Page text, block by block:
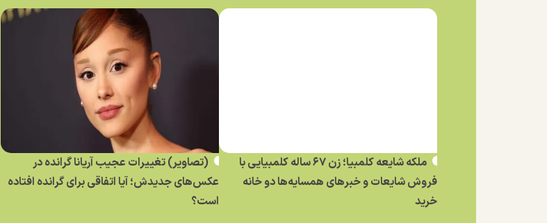
ملکه شایعه کلمبیا؛ زن ۶۷ ساله کلمبیایی با
فروش شایعات و خبر‌های همسایه‌ها دو خانه
خرید
(تصاویر) تغییرات عجیب آریانا گرانده در
عکس‌های جدیدش؛ آیا اتفاقی برای گرانده افتاده
است؟